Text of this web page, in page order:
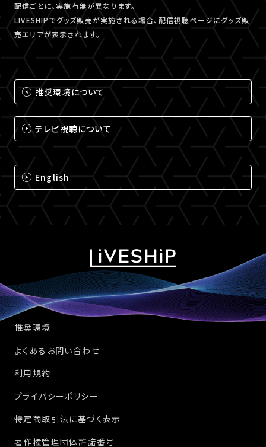
配信ごとに、実施有無が異なります。
LIVESHIPでグッズ販売が実施される場合、配信視聴ページにグッズ販
売エリアが表示されます。
推奨環境について
テレビ視聴について
English
推奨環境
よくあるお問い合わせ
利用規約
プライバシーポリシー
特定商取引法に基づく表示
著作権管理団体許諾番号